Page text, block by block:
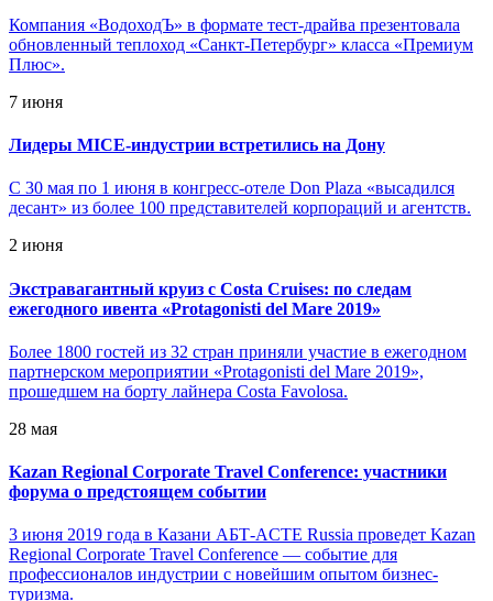
Компания «ВодоходЪ» в формате тест-драйва презентовала
обновленный теплоход «Санкт-Петербург» класса «Премиум
Плюс».
7 июня
Лидеры MICE-индустрии встретились на Дону
С 30 мая по 1 июня в конгресс-отеле Don Plaza «высадился
десант» из более 100 представителей корпораций и агентств.
2 июня
Экстравагантный круиз с Costa Сruises: по следам
ежегодного ивента «Protagonisti del Mare 2019»
Более 1800 гостей из 32 стран приняли участие в ежегодном
партнерском мероприятии «Protagonisti del Mare 2019»,
прошедшем на борту лайнера Costa Favolosa.
28 мая
Kazan Regional Corporate Travel Conference: участники
форума о предстоящем событии
3 июня 2019 года в Казани АБТ-ACTE Russia проведет Kazan
Regional Corporate Travel Conference — событие для
профессионалов индустрии с новейшим опытом бизнес-
туризма.